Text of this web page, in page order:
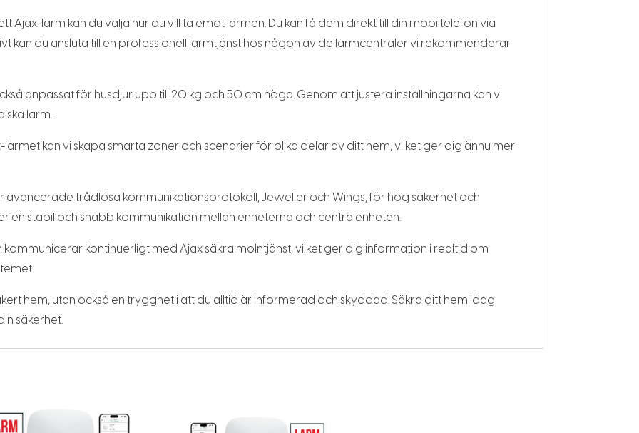
Ajax-larm kan du välja hur du vill ta emot larmen. Du kan få dem direkt till din mobiltelefon via
kan du ansluta till en professionell larmtjänst hos någon av de larmcentraler vi rekommenderar
anpassat för husdjur upp till 20 kg och 50 cm höga. Genom att justera inställningarna kan vi
larm.
kan vi skapa smarta zoner och scenarier för olika delar av ditt hem, vilket ger dig ännu mer
avancerade trådlösa kommunikationsprotokoll, Jeweller och Wings, för hög säkerhet och
en stabil och snabb kommunikation mellan enheterna och centralenheten.
kontinuerligt med Ajax säkra molntjänst, vilket ger dig information i realtid om
hem, utan också en trygghet i att du alltid är informerad och skyddad. Säkra ditt hem idag
säkerhet.